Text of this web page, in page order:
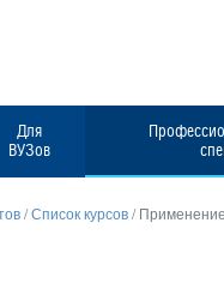
Для
ВУЗов
/Список курсов/